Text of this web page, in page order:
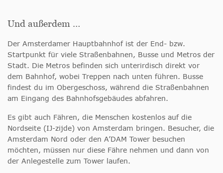
Und außerdem …
Der Amsterdamer Hauptbahnhof ist der End- bzw.
Startpunkt für viele Straßenbahnen, Busse und Metros der
Stadt. Die Metros befinden sich unterirdisch direkt vor
dem Bahnhof, wobei Treppen nach unten führen. Busse
findest du im Obergeschoss, während die Straßenbahnen
am Eingang des Bahnhofsgebäudes abfahren.
Es gibt auch Fähren, die Menschen kostenlos auf die
Nordseite (IJ-zijde) von Amsterdam bringen. Besucher, die
Amsterdam Nord oder den A’DAM Tower besuchen
möchten, müssen nur diese Fähre nehmen und dann von
der Anlegestelle zum Tower laufen.